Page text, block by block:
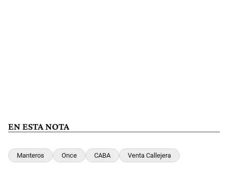
EN ESTA NOTA
Manteros Once CABA Venta Callejera